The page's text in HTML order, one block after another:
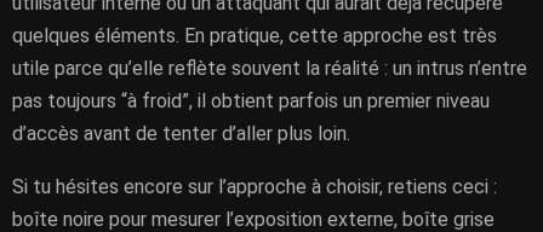
quelques éléments. En pratique, cette approche est très
utile parce qu’elle reflète souvent la réalité : un intrus n’entre
pas toujours “à froid”, il obtient parfois un premier niveau
d’accès avant de tenter d’aller plus loin.
Si tu hésites encore sur l’approche à choisir, retiens ceci :
boîte noire pour mesurer l’exposition externe, boîte grise